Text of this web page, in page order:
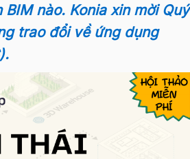
nào. Konia xin mời Quý
trao đổi về ứng dụng